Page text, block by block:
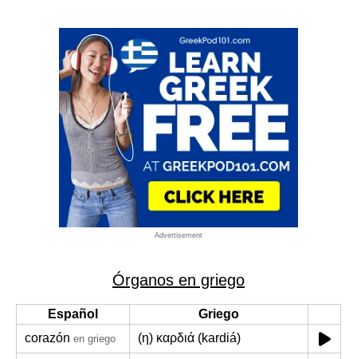
Advertisement
Órganos en griego
Español
Griego
corazón en griego (η) καρδιά (kardiá)